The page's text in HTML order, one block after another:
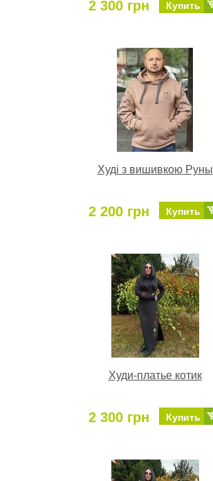
2 300 грн Купить
Худі з вишивкою Руны
2 200 грн Купить
Худи-платье котик
2 300 грн Купить